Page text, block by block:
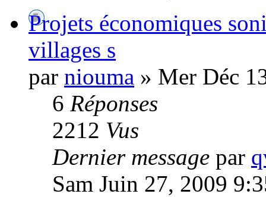
Projets économiques
villages s
par niouma » Mer Déc
6 Réponses
2212 Vus
Dernier message par
Sam Juin 27, 2009